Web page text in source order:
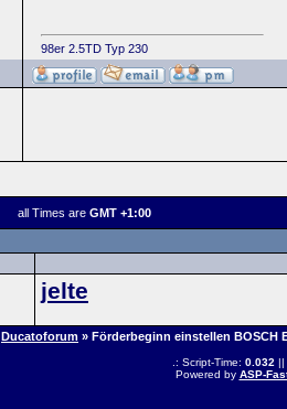
98er 2.5TD Typ 230
all Times are GMT +1:00
jelte
Ducatoforum » Förderbeginn einstellen BOSCH
.: Script-Time: 0.032 ||
Powered by ASP-